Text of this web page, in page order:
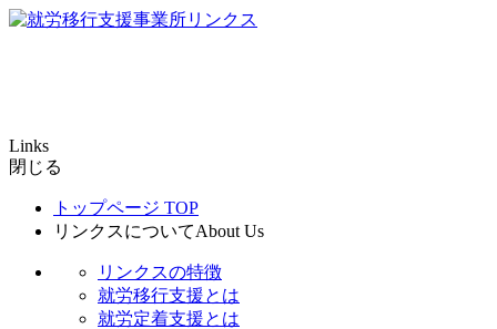
Links
閉じる
トップページ TOP
リンクスについてAbout Us
リンクスの特徴
就労移行支援とは
就労定着支援とは